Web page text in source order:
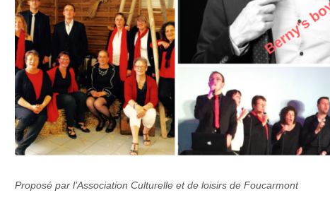
Proposé par l’Association Culturelle et de loisirs de Foucarmont